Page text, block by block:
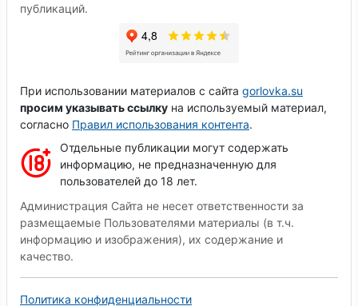
публикаций.
При использовании материалов с сайта gorlovka.su
просим указывать ссылку на используемый материал,
согласно Правил использования контента.
Отдельные публикации могут содержать
информацию, не предназначенную для
пользователей до 18 лет.
Администрация Сайта не несет ответственности за
размещаемые Пользователями материалы (в т.ч.
информацию и изображения), их содержание и
качество.
Политика конфиденциальности